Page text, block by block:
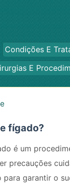
Condições E
E
fígado?
é um
precauções
para garantir o